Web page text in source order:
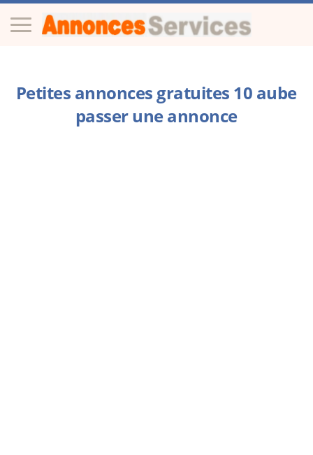
Petites annonces gratuites 10 aube
passer une annonce